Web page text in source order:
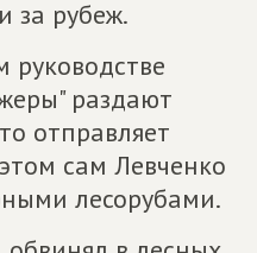
за рубеж.
руководстве
раздают
отправляет
сам Левченко
лесорубами.